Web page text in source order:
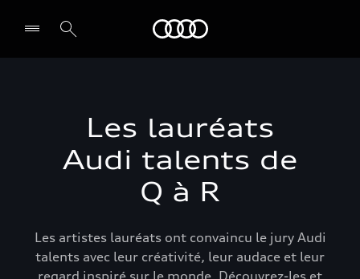
Les lauréats
Audi talents de
Q à R
Les artistes lauréats ont convaincu le jury Audi
talents avec leur créativité, leur audace et leur
regard inspiré sur le monde. Découvrez-les et